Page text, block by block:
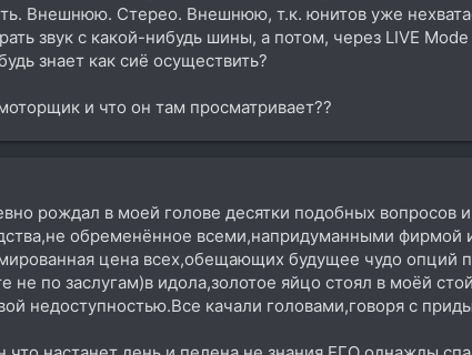
Внешнюю. Стерео. Внешнюю, т.к. юнитов уже
звук с какой-нибудь шины, а потом, через LIVE Mode
знает как сиё осуществить?
и что он там просматривает??
рождал в моей голове десятки подобных вопросов
обременённое всеми,напридуманными фирмой
цена всех,обещающих будущее чудо опций
не по заслугам)в идола,золотое яйцо стоял в моёй
недоступностью.Все качали головами,говоря с